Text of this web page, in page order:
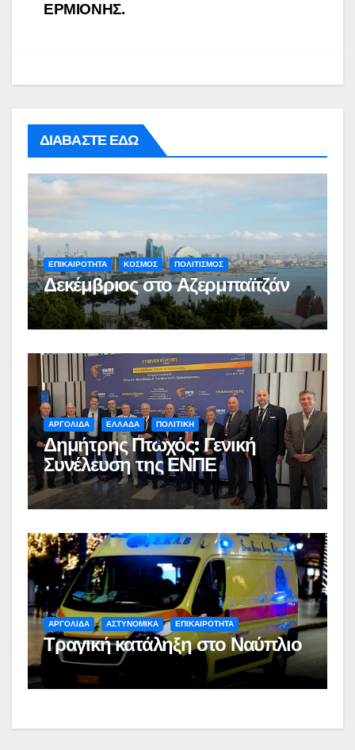
ΕΡΜΙΟΝΗΣ.
ΔΙΑΒΑΣΤΕ ΕΔΩ
ΕΠΙΚΑΙΡΟΤΗΤΑ ΚΟΣΜΟΣ ΠΟΛΙΤΙΣΜΟΣ
Δεκέμβριος στο Αζερμπαϊτζάν
ΑΡΓΟΛΙΔΑ ΕΛΛΑΔΑ ΠΟΛΙΤΙΚΗ
Δημήτρης Πτωχός: Γενική
Συνέλευση της ΕΝΠΕ
ΑΡΓΟΛΙΔΑ ΑΣΤΥΝΟΜΙΚΑ ΕΠΙΚΑΙΡΟΤΗΤΑ
Τραγική κατάληξη στο Ναύπλιο